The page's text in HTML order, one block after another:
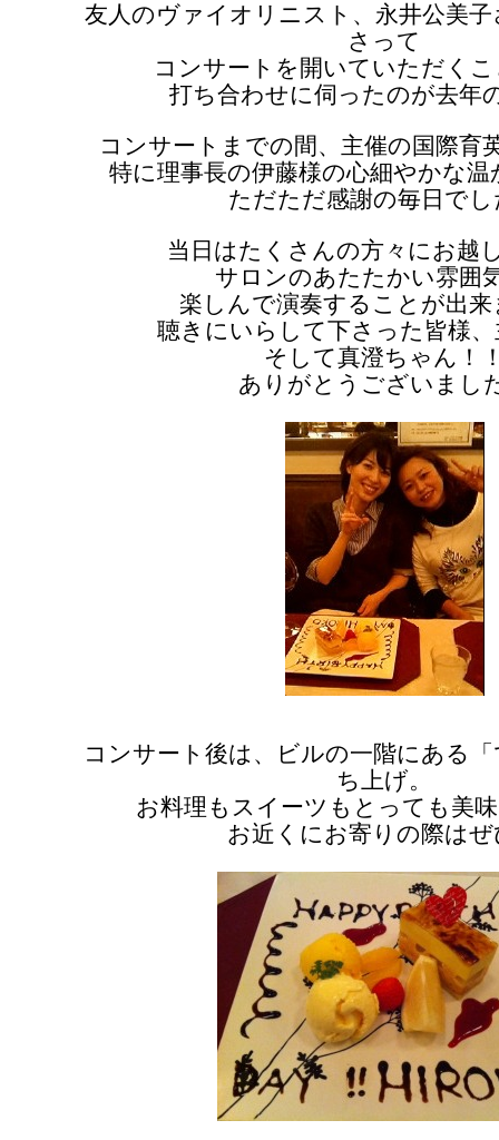
友人のヴァイオリニスト、永井公美
さって
コンサートを開いていただく
打ち合わせに伺ったのが去年
コンサートまでの間、主催の国際育
特に理事長の伊藤様の心細やかな
ただただ感謝の毎日でし
当日はたくさんの方々にお越
サロンのあたたかい雰囲
楽しんで演奏することが出
聴きにいらして下さった皆様
そして真澄ちゃん！
ありがとうございまし
コンサート後は、ビルの一階にある
ち上げ。
お料理もスイーツもとっても美
お近くにお寄りの際はぜ